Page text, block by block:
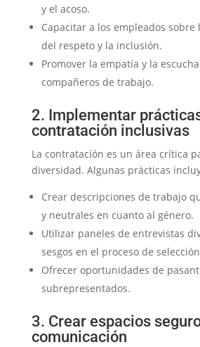
y el acoso.
Capacitar a los empleados
del respeto y la inclusión.
Promover la empatía y la
compañeros de trabajo.
2. Implementar
contratación inclusivas
La contratación es un área crítica
diversidad. Algunas prácticas
Crear descripciones de trabajo
y neutrales en cuanto al género.
Utilizar paneles de entrevistas
sesgos en el proceso de
Ofrecer oportunidades de
subrepresentados.
3. Crear espacios
comunicación